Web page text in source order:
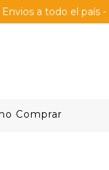
Envios a todo el país
Comprar